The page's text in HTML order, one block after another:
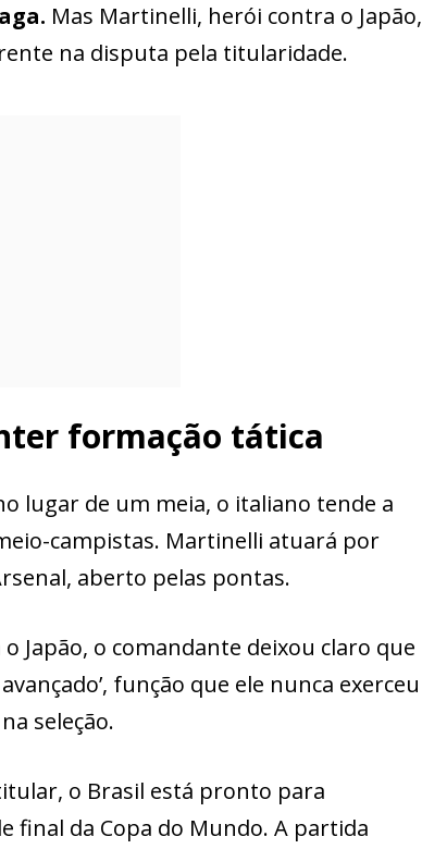
Mas Martinelli, herói contra o Japão,
na disputa pela titularidade.
formação tática
lugar de um meia, o italiano tende a
campistas. Martinelli atuará por
aberto pelas pontas.
Japão, o comandante deixou claro que
função que ele nunca exerceu
seleção.
o Brasil está pronto para
final da Copa do Mundo. A partida